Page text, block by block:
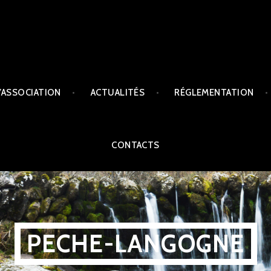
ACTUALITÉS RÉGLEMENTATION
CONTACTS
PECHE-LANGOGNE